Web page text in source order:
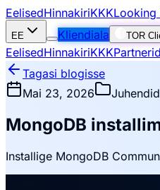
EelisedHinnakiriKKKLooking
EE Kliendiala TOR
EelisedHinnakiriKKKPartnerid
Tagasi blogisse
Mai 23, 2026
Juhendid
MongoDB
Installige MongoDB